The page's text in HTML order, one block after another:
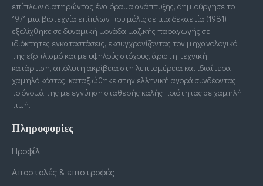
επίπλων διατηρώντας ένα όραμα ανάπτυξης, δημιούργησε το
1971 μια βιοτεχνία επίπλων που μόλις σε μια δεκαετία (1981)
εξελίχθηκε σε δυναμική μονάδα μαζικής παραγωγής σε
ιδιόκτητες εγκαταστάσεις, εκσυγχρονίζοντας τον μηχανολογικό
της εξοπλισμό και με υψηλούς στόχους, άριστη τεχνική
κατάρτιση, απόλυτη ακρίβεια στη λεπτομέρεια και ιδιαίτερα
χαμηλό κόστος, καταξιώθηκε στην ελληνική αγορά συνδέοντας
το όνομά της με εγγύηση σταθερής καλής ποιότητας σε χαμηλή
τιμή.
Πληροφορίες
Προφίλ
Αποστολές & επιστροφές